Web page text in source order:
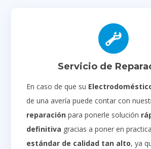
Servicio de
En caso de que su
de una avería puede contar con
reparación para ponerle solución
definitiva gracias a poner en
estándar de calidad tan alto, ya